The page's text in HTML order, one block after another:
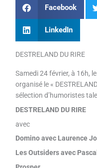
Facebook
LinkedIn
DESTRELAND DU RIRE
Samedi 24 février, à 16h,
organisé le «
sélection d’humoristes
DESTRELAND DU RIRE
avec
Domino avec Laurence
Les Outsiders avec